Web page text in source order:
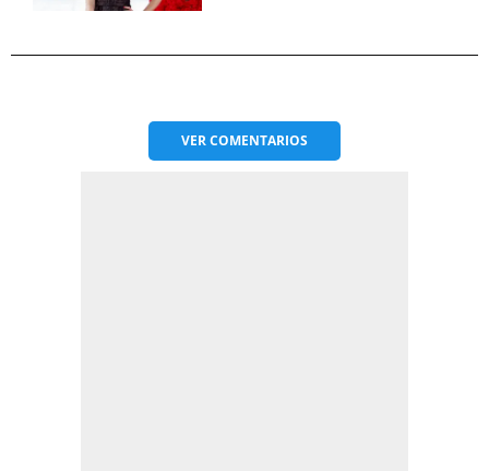
VERCOMENTARIOS